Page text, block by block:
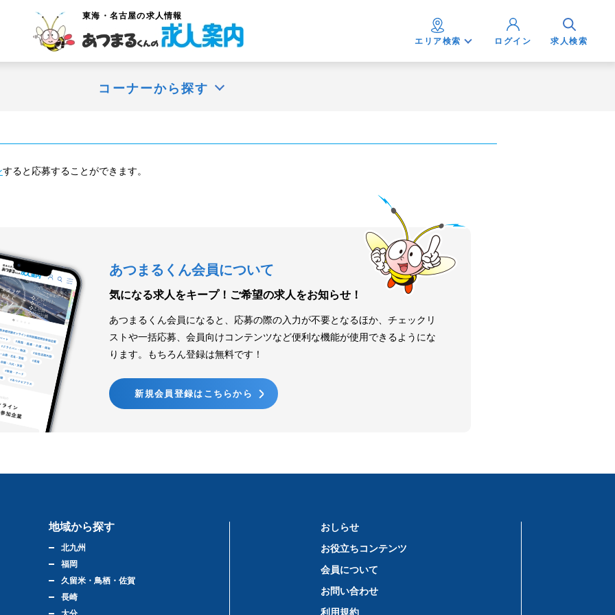
東海・名古屋の求人情報
エリア検索 ログイン 求人検索
コーナーから探す
すると応募することができます。
あつまるくん会員について
気になる求人をキープ！ ご希望の求人をお知らせ！
あつまるくん会員になると、応募の際の入力が不要となるほか、チェックリ
ストや一括応募、会員向けコンテンツなど便利な機能が使用できるようにな
ります。もちろん登録は無料です！
新規会員登録はこちらから
地域から探す
北九州
福岡
久留米・鳥栖・佐賀
長崎
おしらせ
お役立ちコンテンツ
会員について
お問い合わせ
利用規約